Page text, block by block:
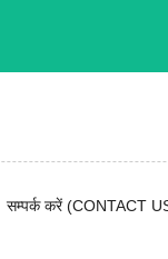
सम्पर्क करें (CONTACT